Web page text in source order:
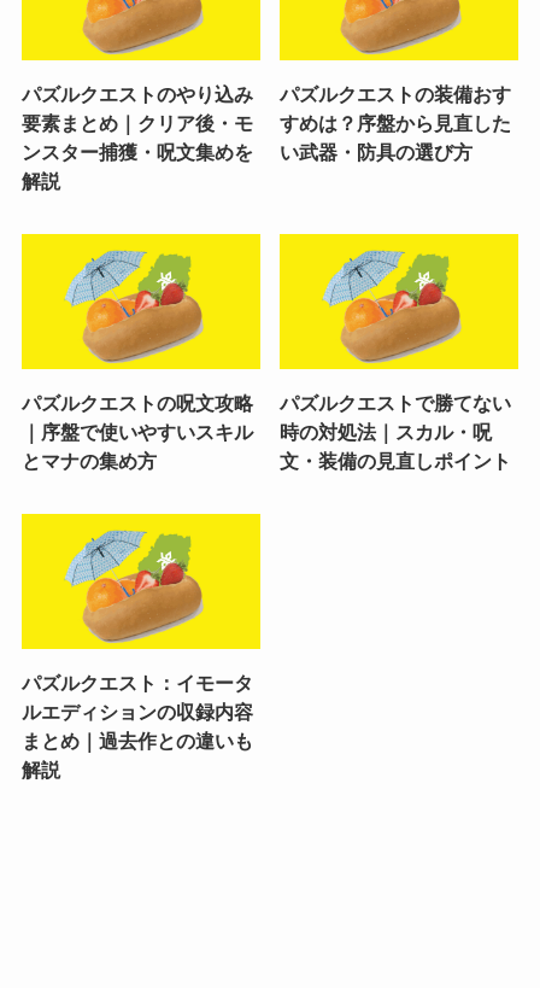
パズルクエストのやり込み
要素まとめ｜クリア後・モ
ンスター捕獲・呪文集めを
解説
パズルクエストの装備おす
すめは？序盤から見直した
い武器・防具の選び方
パズルクエストの呪文攻略
｜序盤で使いやすいスキル
とマナの集め方
パズルクエストで勝てない
時の対処法｜スカル・呪
文・装備の見直しポイント
パズルクエスト：イモータ
ルエディションの収録内容
まとめ｜過去作との違いも
解説